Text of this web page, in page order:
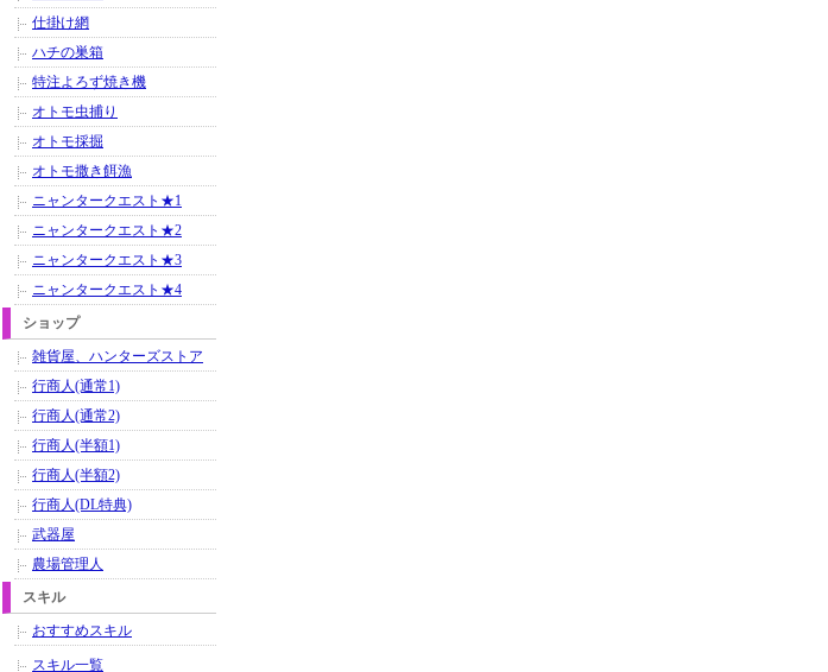
仕掛け網
ハチの巣箱
特注よろず焼き機
オトモ虫捕り
オトモ採掘
オトモ撒き餌漁
ニャンタークエスト★1
ニャンタークエスト★2
ニャンタークエスト★3
ニャンタークエスト★4
ショップ
雑貨屋、ハンターズストア
行商人(通常1)
行商人(通常2)
行商人(半額1)
行商人(半額2)
行商人(DL特典)
武器屋
農場管理人
スキル
おすすめスキル
スキル一覧